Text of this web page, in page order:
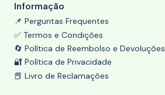
Informação
📌 Perguntas Frequentes
✅ Termos e Condições
🔄 Política de Reembolso e Devoluções
🔐 Política de Privacidade
📕 Livro de Reclamações